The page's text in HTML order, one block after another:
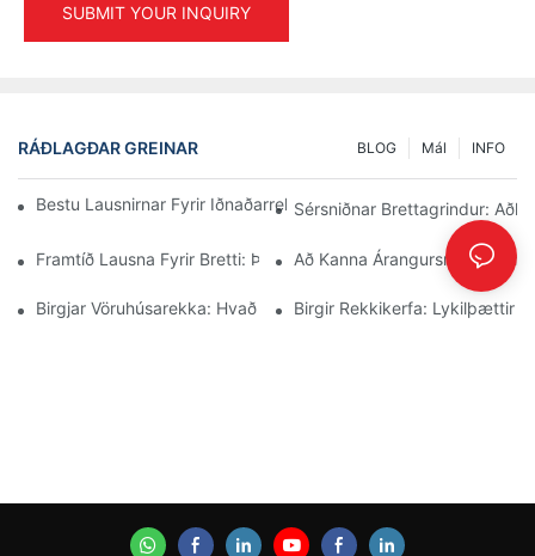
SUBMIT YOUR INQUIRY
RÁÐLAGÐAR GREINAR INFO
Mál
BLOG
Bestu Lausnirnar Fyrir Iðnaðarrekki Fyrir Skilvirka
Sérsniðnar Brettagrindur:
Framtíð Lausna Fyrir Bretti: Þróun Og Nýjungar
Að Kanna Árangursríkar
Birgjar Vöruhúsarekka: Hvað Ber Að Leita AðBirgir Rekkikerfa: Lykilþættir